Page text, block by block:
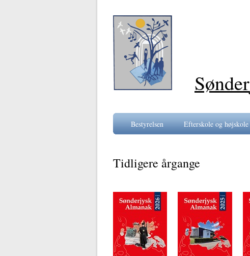
Sønder
Bestyrelsen Efterskole og højskole
Tidligere årgange